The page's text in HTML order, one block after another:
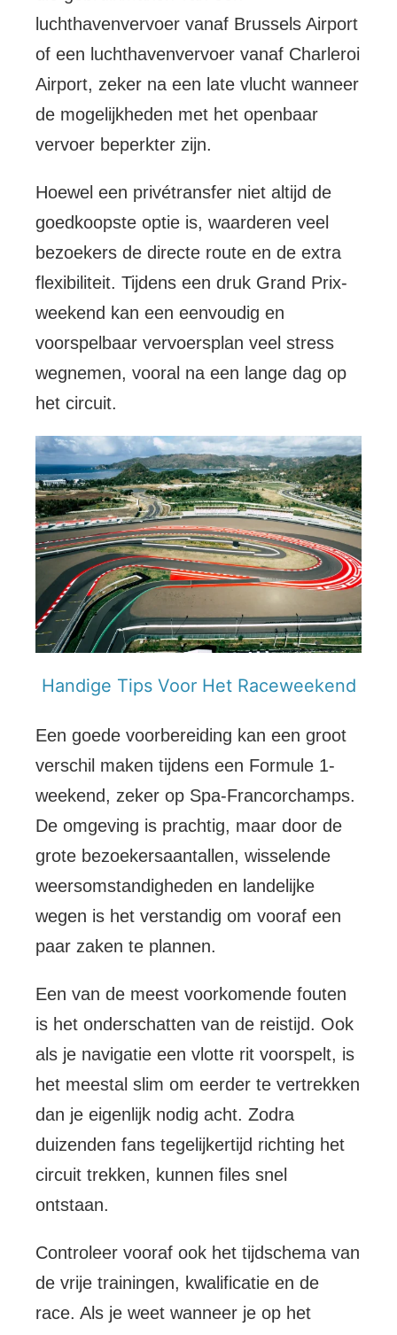
luchthavenvervoer vanaf Brussels Airport
of een luchthavenvervoer vanaf Charleroi
Airport, zeker na een late vlucht wanneer
de mogelijkheden met het openbaar
vervoer beperkter zijn.
Hoewel een privétransfer niet altijd de
goedkoopste optie is, waarderen veel
bezoekers de directe route en de extra
flexibiliteit. Tijdens een druk Grand Prix-
weekend kan een eenvoudig en
voorspelbaar vervoersplan veel stress
wegnemen, vooral na een lange dag op
het circuit.
Handige Tips Voor Het Raceweekend
Een goede voorbereiding kan een groot
verschil maken tijdens een Formule 1-
weekend, zeker op Spa-Francorchamps.
De omgeving is prachtig, maar door de
grote bezoekersaantallen, wisselende
weersomstandigheden en landelijke
wegen is het verstandig om vooraf een
paar zaken te plannen.
Een van de meest voorkomende fouten
is het onderschatten van de reistijd. Ook
als je navigatie een vlotte rit voorspelt, is
het meestal slim om eerder te vertrekken
dan je eigenlijk nodig acht. Zodra
duizenden fans tegelijkertijd richting het
circuit trekken, kunnen files snel
ontstaan.
Controleer vooraf ook het tijdschema van
de vrije trainingen, kwalificatie en de
race. Als je weet wanneer je op het